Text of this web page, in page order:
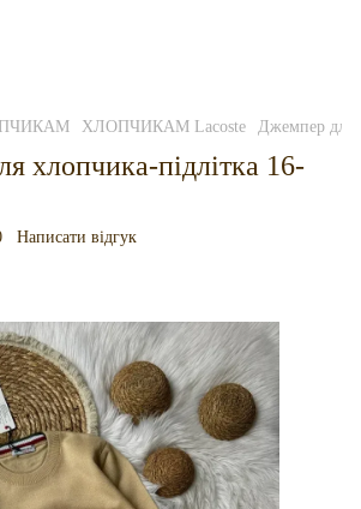
ХЛОПЧИКАМ Lacoste Джемпер для
хлопчика-підлітка 16-
Написати відгук